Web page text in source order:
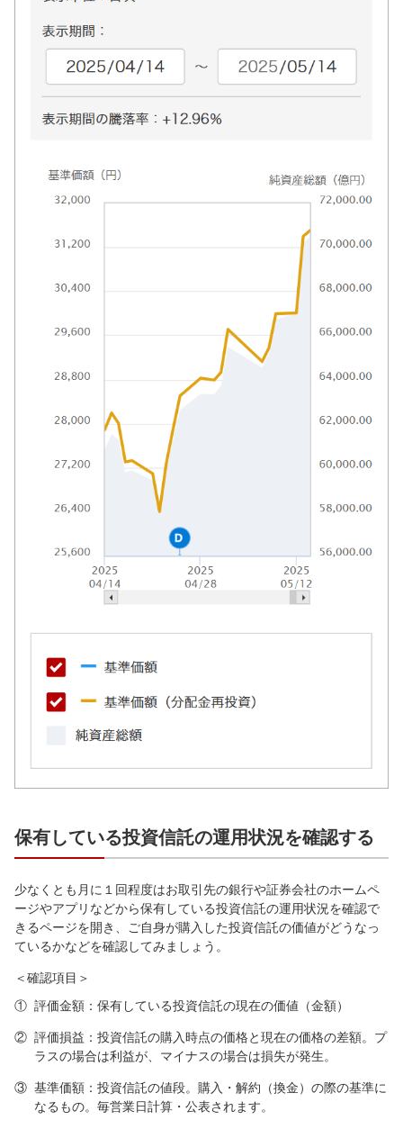
保有している投資信託の運用状況を確認する
少なくとも月に１回程度はお取引先の銀行や証券会社のホームペ
ージやアプリなどから保有している投資信託の運用状況を確認で
きるページを開き、ご自身が購入した投資信託の価値がどうなっ
ているかなどを確認してみましょう。
＜確認項目＞
① 評価金額：保有している投資信託の現在の価値（金額）
② 評価損益：投資信託の購入時点の価格と現在の価格の差額。プ
ラスの場合は利益が、マイナスの場合は損失が発生。
③ 基準価額：投資信託の値段。購入・解約（換金）の際の基準に
なるもの。毎営業日計算・公表されます。